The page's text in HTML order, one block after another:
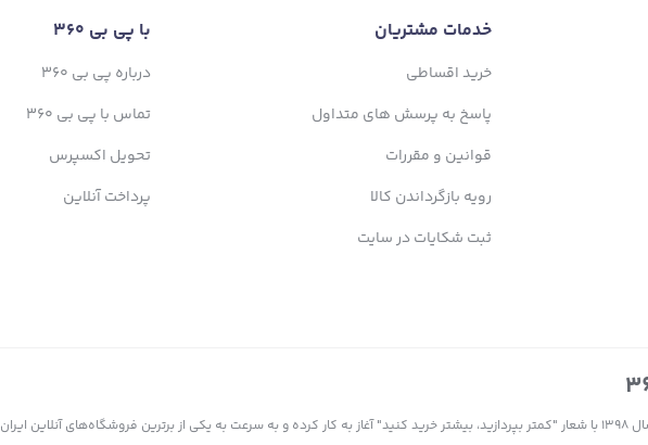
خدمات مشتریان
خرید اقساطی
پاسخ به پرسش های متداول
قوانین و مقررات
رویه بازگرداندن کالا
ثبت شکایات در سایت
با پی بی 360
درباره پی بی 360
تماس با پی بی 360
تحویل اکسپرس
پرداخت آنلاین
پی بی 360، پلتفرم پیشرو در فروش آنلاین، از سال 1398 با شعار "کمتر بپردازید، بیشتر خرید کنید" آغاز به کار کرده و به سرعت به یکی از برترین فروشگاه‌های آنلاین ایران